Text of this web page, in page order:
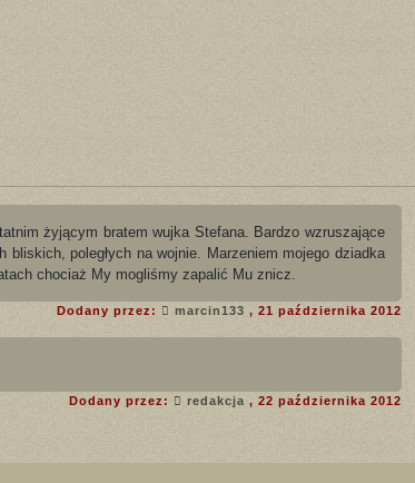
żyjącym bratem wujka Stefana. Bardzo wzruszające
poległych na wojnie. Marzeniem mojego dziadka
chociaż My mogliśmy zapalić Mu znicz.
Dodany przez: marcin133 , 21 października 2012
Dodany przez: redakcja , 22 października 2012